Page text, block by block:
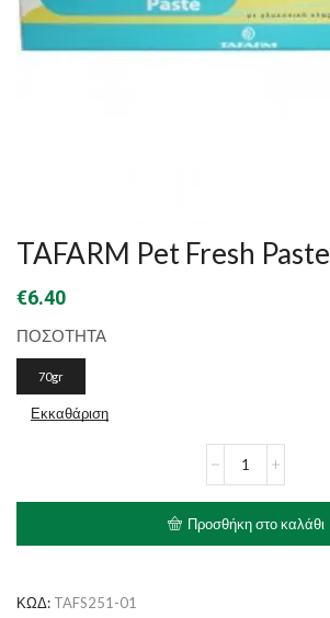
TAFARM Pet Fresh Paste
€6.40
ΠΟΣΟΤΗΤΑ
70gr
Εκκαθάριση
ποσότητα
Προσθήκη στο καλάθι
ΚΩΔ: TAFS251-01